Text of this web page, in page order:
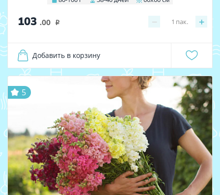
103 .00 i − +
1 пак.
Добавить в корзину
5